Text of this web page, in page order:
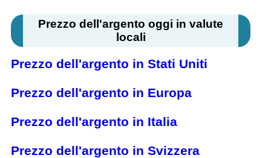
Prezzo dell'argento oggi in valute
locali
Prezzo dell'argento in Stati Uniti
Prezzo dell'argento in Europa
Prezzo dell'argento in Italia
Prezzo dell'argento in Svizzera